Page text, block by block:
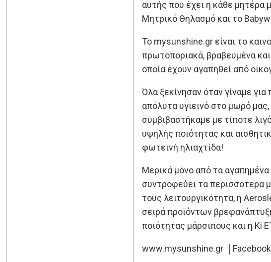
αυτής που έχει η κάθε μητέρα
Μητρικό Θηλασμό και το
Το mysunshine.gr είναι το
πρωτοποριακά, βραβευμένα
οποία έχουν αγαπηθεί από
Όλα ξεκίνησαν όταν γίναμε
απόλυτα υγιεινό στο μωρό
συμβιβαστήκαμε με τίποτε
υψηλής ποιότητας και
φωτεινή ηλιαχτίδα!
Μερικά μόνο από τα
συντροφεύει τα περισσότερα
τους λειτουργικότητα, η
σειρά προϊόντων
ποιότητας μάρσιπους και η Ki
www.mysunshine.gr